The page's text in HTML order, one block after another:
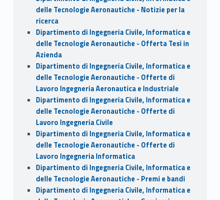
delle Tecnologie Aeronautiche - Notizie per la
ricerca
Dipartimento di Ingegneria Civile, Informatica e
delle Tecnologie Aeronautiche - Offerta Tesi in
Azienda
Dipartimento di Ingegneria Civile, Informatica e
delle Tecnologie Aeronautiche - Offerte di
Lavoro Ingegneria Aeronautica e Industriale
Dipartimento di Ingegneria Civile, Informatica e
delle Tecnologie Aeronautiche - Offerte di
Lavoro Ingegneria Civile
Dipartimento di Ingegneria Civile, Informatica e
delle Tecnologie Aeronautiche - Offerte di
Lavoro Ingegneria Informatica
Dipartimento di Ingegneria Civile, Informatica e
delle Tecnologie Aeronautiche - Premi e bandi
Dipartimento di Ingegneria Civile, Informatica e